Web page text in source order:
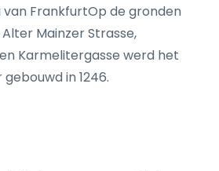
FrankfurtOp de gronden
Mainzer Strasse,
Karmelitergasse werd het
in 1246.